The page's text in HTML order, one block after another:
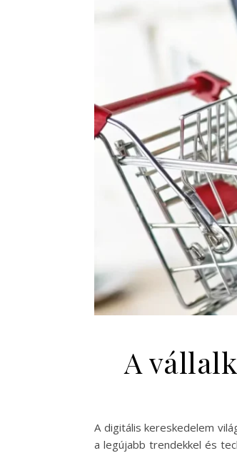
A
A digitális kereskedelem
a legújabb trendekkel és